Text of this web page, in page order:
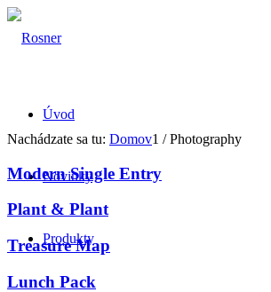
Úvod
Novinky
Produkty
Nachádzate sa tu: Domov1 / Photography
Modern Single Entry
Plant & Plant
Treasure Map
Lunch Pack